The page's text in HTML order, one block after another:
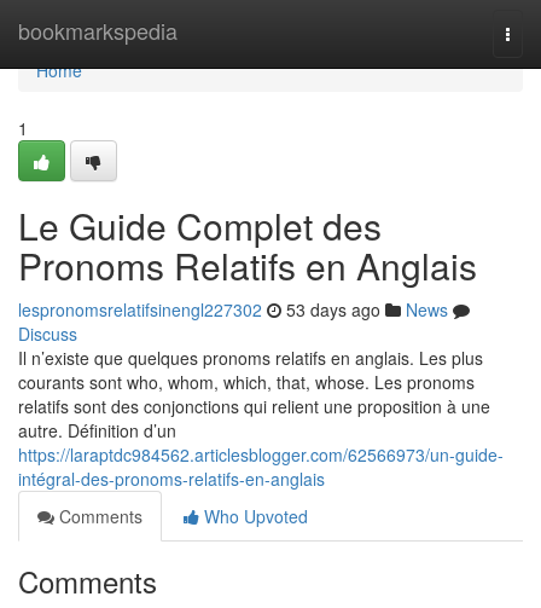
bookmarkspedia
Home
Home
1
Le Guide Complet des
Pronoms Relatifs en Anglais
lespronomsrelatifsinengl227302 53 days ago
News
Discuss
Il n’existe que quelques pronoms relatifs en anglais. Les plus
courants sont who, whom, which, that, whose. Les pronoms
relatifs sont des conjonctions qui relient une proposition à une
autre. Définition d’un
https://laraptdc984562.articlesblogger.com/62566973/un-guide-
intégral-des-pronoms-relatifs-en-anglais
Comments
Who Upvoted
Comments